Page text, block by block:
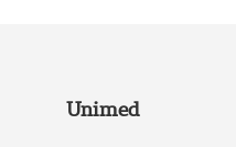
Unimed